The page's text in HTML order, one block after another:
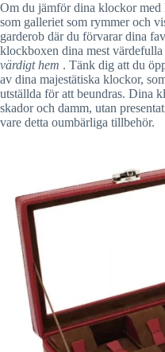
Om du jämför dina klockor med
som galleriet som rymmer och
garderob där du förvarar dina
klockboxen dina mest
värdigt hem . Tänk dig att du
av dina majestätiska klockor,
utställda för att beundras. Dina
skador och damm, utan
vare detta oumbärliga tillbehör.